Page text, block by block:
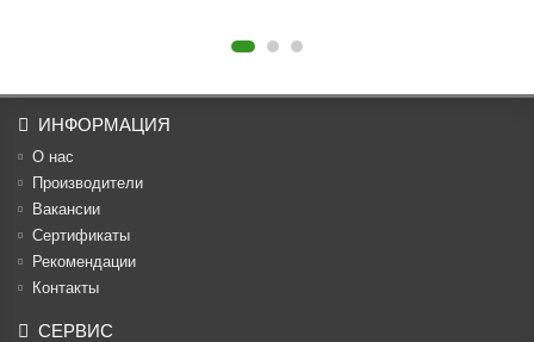
ИНФОРМАЦИЯ
О нас
Производители
Вакансии
Cертификаты
Рекомендации
Контакты
СЕРВИС